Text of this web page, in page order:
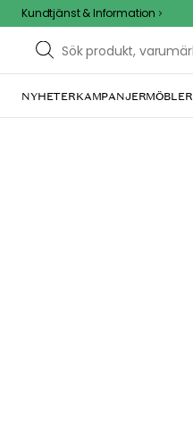
Kundtjänst & Information
NYHETERKAMPANJERMÖBLER